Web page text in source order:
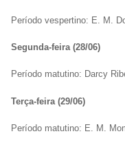
Período vespertino: E. M.
Segunda-feira (28/06)
Período matutino: Darcy
Terça-feira (29/06)
Período matutino: E. M.